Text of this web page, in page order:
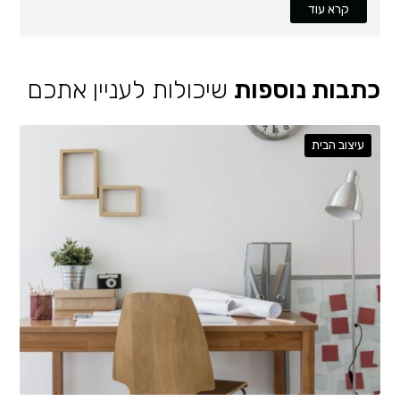
קרא עוד
כתבות נוספות שיכולות לעניין אתכם
עיצוב הבית